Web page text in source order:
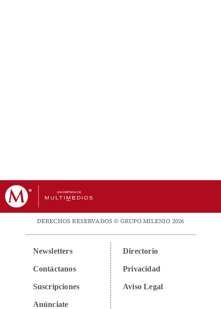
DERECHOS RESERVADOS © GRUPO MILENIO 2026
Newsletters
Contáctanos
Suscripciones
Anúnciate
Directorio
Privacidad
Aviso Legal